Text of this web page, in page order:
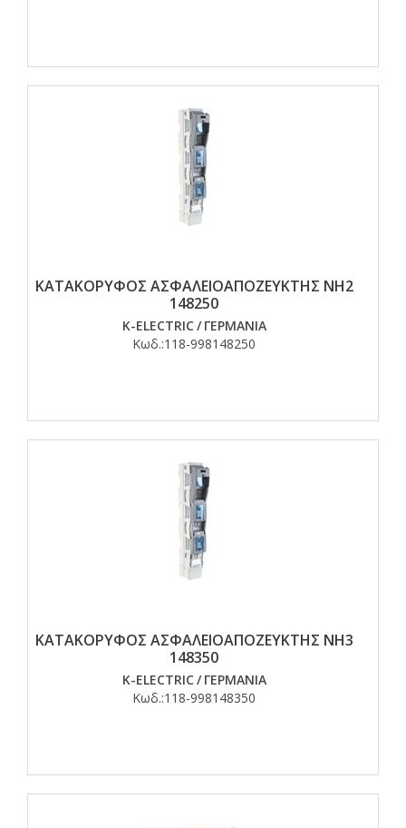
ΚΑΤΑΚΟΡΥΦΟΣ ΑΣΦΑΛΕΙΟΑΠΟΖΕΥΚΤΗΣ ΝΗ2
148250
K-ELECTRIC/ ΓΕΡΜΑΝΙΑ
Κωδ.:118-998148250
ΚΑΤΑΚΟΡΥΦΟΣ ΑΣΦΑΛΕΙΟΑΠΟΖΕΥΚΤΗΣ ΝΗ3
148350
K-ELECTRIC/ ΓΕΡΜΑΝΙΑ
Κωδ.:118-998148350